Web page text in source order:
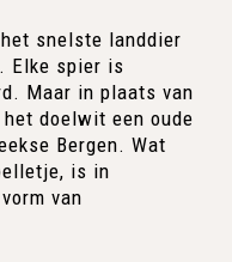
snelste landdier
Elke spier is
Maar in plaats van
doelwit een oude
Bergen. Wat
is in
van